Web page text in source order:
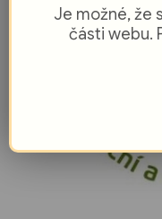
Je možné, že
části webu.